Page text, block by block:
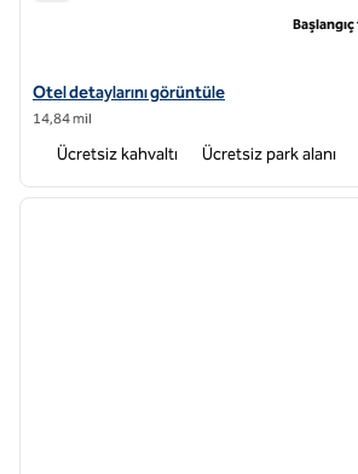
Homewood Suites by Hilton Toronto
Otel detaylarını görüntüle
14,84 mil
Ücretsiz kahvaltı Ücretsiz park alanı
1 / 12